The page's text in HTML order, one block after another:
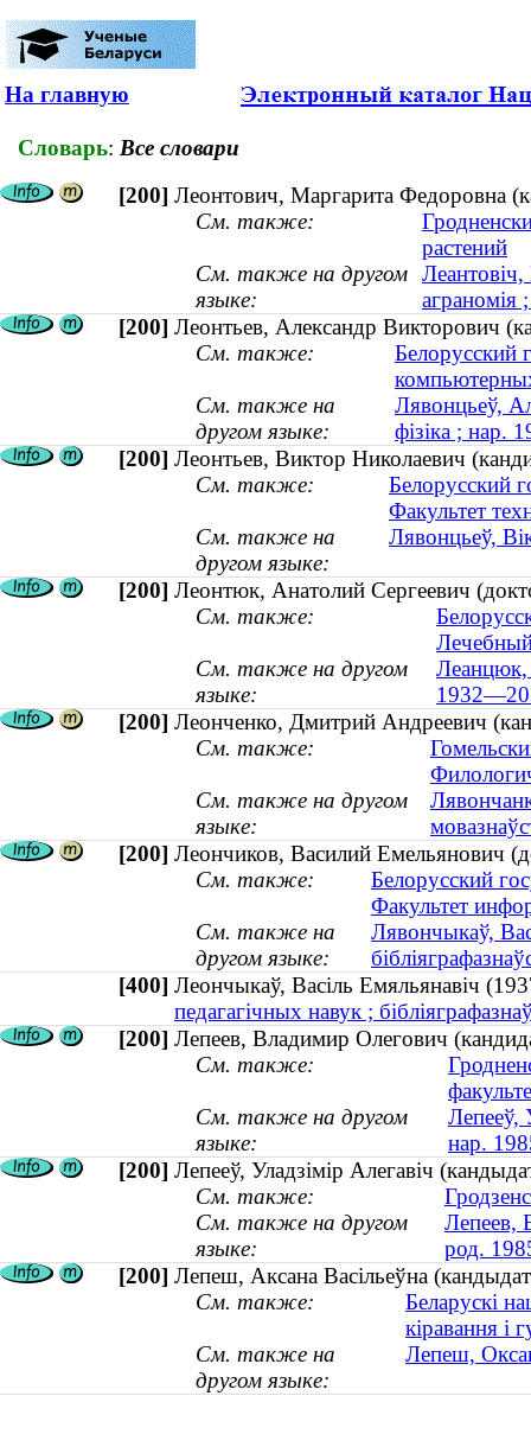
На главную
Словарь: Все словари
[200] Леонтович, Маргарита Федоровна
См. также:
растений
См. также на другом
языке:
аграномія
[200] Леонтьев, Александр Викторович
См. также:
Белорусский
См. также на
другом языке:
Лявонцьеў,
фізіка ; нар.
[200] Леонтьев, Виктор Николаевич
См. также:
Белорусский
Факультет
См. также на
другом языке:
Лявонцьеў,
[200] Леонтюк, Анатолий Сергеевич
См. также:
См. также на другом
языке:
Леанцюк,
[200] Леонченко, Дмитрий Андреевич
См. также:
См. также на другом
языке:
[200] Леончиков, Василий Емельянович
См. также:
Белорусский
Факультет
См. также на
другом языке:
Лявончыкаў,
[400] Леончыкаў, Васіль Емяльянавіч
педагагічных навук ;
[200] Лепеев, Владимир Олегович
См. также:
См. также на другом
языке:
Лепееў,
нар.
[200] Лепееў, Уладзімір Алегавіч
См. также:
См. также на другом
языке:
Лепеев,
род.
[200] Лепеш, Аксана Васільеўна
См. также:
Беларускі
кіравання і
См. также на
другом языке:
Лепеш,